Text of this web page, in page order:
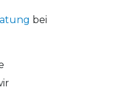
bei